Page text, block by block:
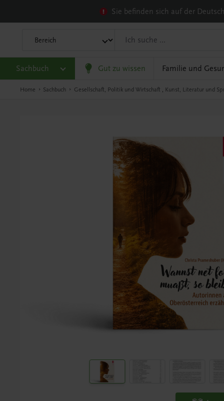
Sie befinden sich auf der
Sachbuch Gut zu wissen Familie und
Home Sachbuch Gesellschaft, Politik und Wirtschaft , Kunst, Literatur und